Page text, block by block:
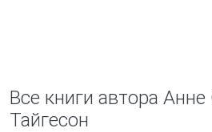
Все книги автора
Тайгесон